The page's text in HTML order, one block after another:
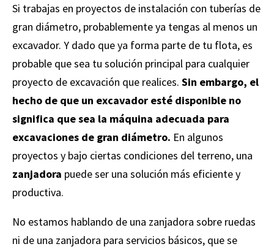
Si trabajas en proyectos de instalación con tuberías de
gran diámetro, probablemente ya tengas al menos un
excavador. Y dado que ya forma parte de tu flota, es
probable que sea tu solución principal para cualquier
proyecto de excavación que realices. Sin embargo, el
hecho de que un excavador esté disponible no
significa que sea la máquina adecuada para
excavaciones de gran diámetro. En algunos
proyectos y bajo ciertas condiciones del terreno, una
zanjadora puede ser una solución más eficiente y
productiva.
No estamos hablando de una zanjadora sobre ruedas
ni de una zanjadora para servicios básicos, que se